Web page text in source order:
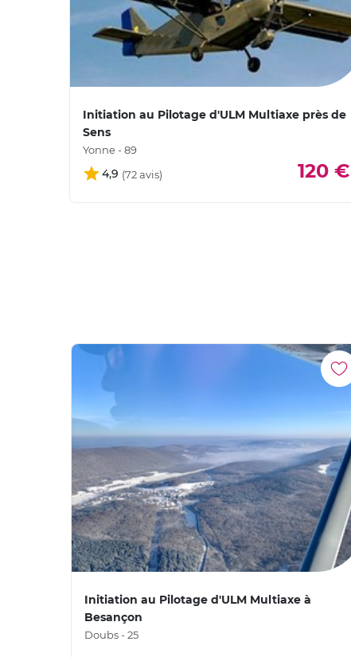
Initiation au Pilotage d'ULM Multiaxe près de
Sens
Yonne - 89
4,9 120 €
Initiation au Pilotage d'ULM Multiaxe à
Besançon
Doubs - 25